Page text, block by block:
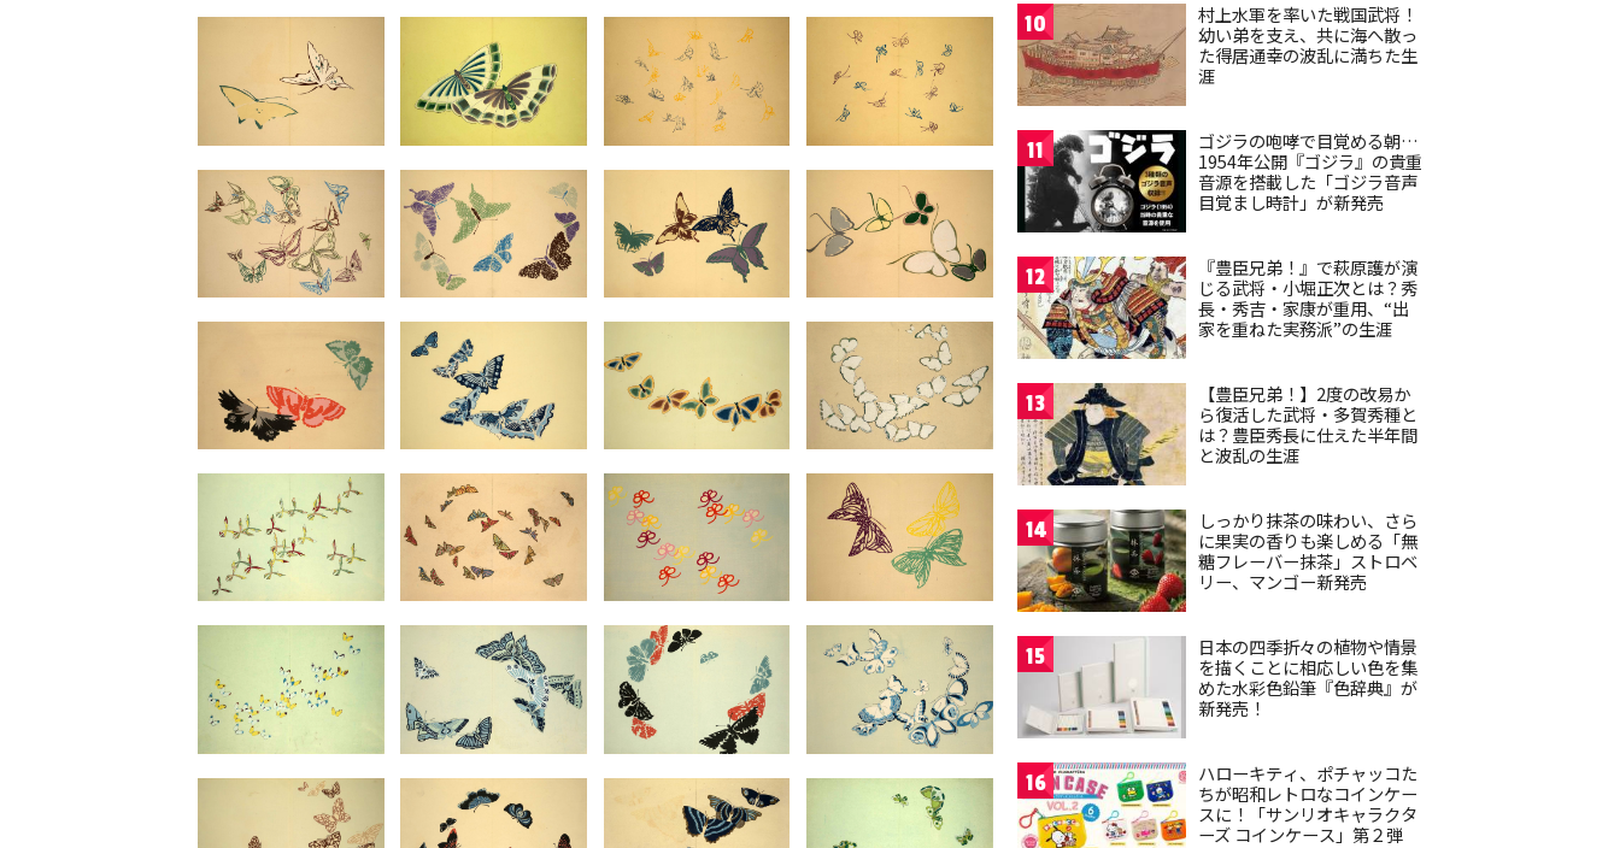
10
村上水軍を率いた戦国武将！
幼い弟を支え、共に海へ散っ
た得居通幸の波乱に満ちた生
涯
11
ゴジラの咆哮で目覚める朝…
1954年公開『ゴジラ』の貴重
音源を搭載した「ゴジラ音声
目覚まし時計」が新発売
12
『豊臣兄弟！』で萩原護が演
じる武将・小堀正次とは？秀
長・秀吉・家康が重用、“出
家を重ねた実務派”の生涯
13
【豊臣兄弟！】2度の改易か
ら復活した武将・多賀秀種と
は？豊臣秀長に仕えた半年間
と波乱の生涯
14
しっかり抹茶の味わい、さら
に果実の香りも楽しめる「無
糖フレーバー抹茶」ストロベ
リー、マンゴー新発売
15
日本の四季折々の植物や情景
を描くことに相応しい色を集
めた水彩色鉛筆『色辞典』が
新発売！
16
ハローキティ、ポチャッコた
ちが昭和レトロなコインケー
スに！「サンリオキャラクタ
ーズ コインケース」第２弾